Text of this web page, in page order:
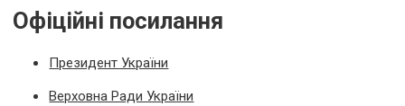
Офіційні посилання
Президент України
Верховна Ради України